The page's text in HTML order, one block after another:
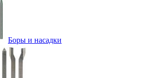
Боры и насадки